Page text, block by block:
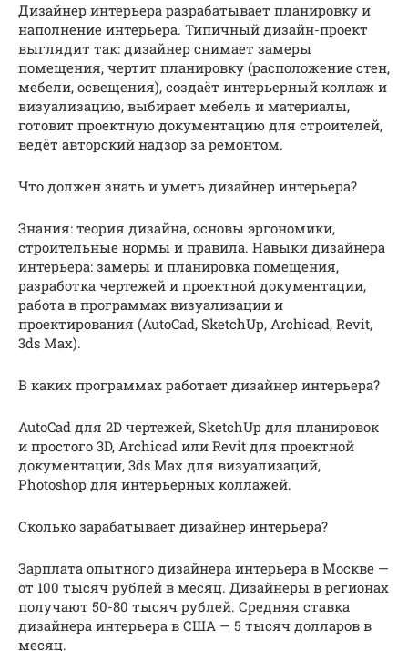
Дизайнер интерьера разрабатывает планировку и
наполнение интерьера. Типичный дизайн-проект
выглядит так: дизайнер снимает замеры
помещения, чертит планировку (расположение стен,
мебели, освещения), создаёт интерьерный коллаж и
визуализацию, выбирает мебель и материалы,
готовит проектную документацию для строителей,
ведёт авторский надзор за ремонтом.
Что должен знать и уметь дизайнер интерьера?
Знания: теория дизайна, основы эргономики,
строительные нормы и правила. Навыки дизайнера
интерьера: замеры и планировка помещения,
разработка чертежей и проектной документации,
работа в программах визуализации и
проектирования (AutoCad, SketchUp, Archicad, Revit,
3ds Max).
В каких программах работает дизайнер интерьера?
AutoCad для 2D чертежей, SketchUp для планировок
и простого 3D, Archicad или Revit для проектной
документации, 3ds Max для визуализаций,
Photoshop для интерьерных коллажей.
Сколько зарабатывает дизайнер интерьера?
Зарплата опытного дизайнера интерьера в Москве —
от 100 тысяч рублей в месяц. Дизайнеры в регионах
получают 50-80 тысяч рублей. Средняя ставка
дизайнера интерьера в США — 5 тысяч долларов в
месяц.